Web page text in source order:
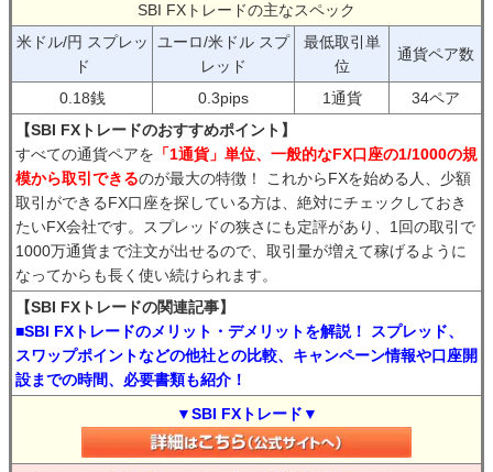
SBI FXトレードの主なスペック
米ドル/円 スプレッ
ド
ユーロ/米ドル スプ
レッド
最低取引単
位
通貨ペア数
0.18銭 0.3pips 1通貨
34ペア
【SBI FXトレードのおすすめポイント】
すべての通貨ペアを 「1通貨」単位、一般的なFX口座の1/1000の規
模から取引できるのが最大の特徴！ これからFXを始める人、少額
取引ができるFX口座を探している方は、絶対にチェックしておき
たいFX会社です。スプレッドの狭さにも定評があり、1回の取引で
1000万通貨まで注文が出せるので、取引量が増えて稼げるように
なってからも長く使い続けられます。
【SBI FXトレードの関連記事】
■SBI FXトレードのメリット・デメリットを解説！ スプレッド、
スワップポイントなどの他社との比較、キャンペーン情報や口座開
設までの時間、必要書類も紹介！
▼SBI FXトレード▼